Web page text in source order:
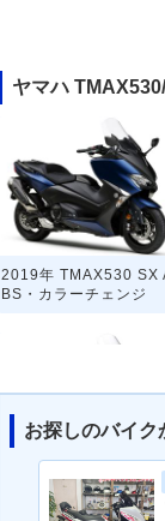
ヤマハ
2019年 TMAX530 SX
BS・カラーチェンジ
2016年 TMAX530
RON MAX・カラーチ
お探しのバイク